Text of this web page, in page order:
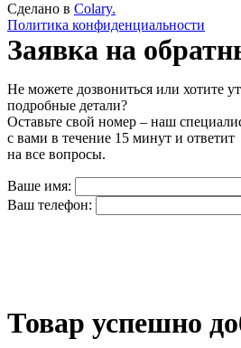
Сделано в Colary.
Политика конфиденциальности
Заявка на
Не можете дозвониться или хотите
подробные детали?
Оставьте свой номер – наш
с вами в течение 15 минут и ответит
на все вопросы.
Ваше имя:
Ваш телефон:
Товар успешно